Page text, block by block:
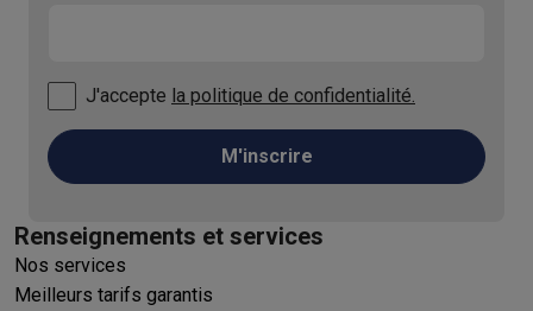
J'accepte la politique de confidentialité.
M'inscrire
Renseignements et services
Nos services
Meilleurs tarifs garantis